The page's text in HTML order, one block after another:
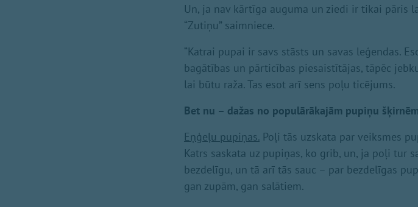
Un, ja nav kārtīga auguma un ziedi ir tikai pāris
“Zutiņu” saimniece.
“Katrai pupai ir savs stāsts un savas leģendas.
bagātības un pārticības piesaistītājas, tāpēc
lai būtu raža. Tas esot arī sens poļu ticējums.
Bet nu – dažas no populārākajām pupiņu
Eņģeļu pupiņas.Poļi tās uzskata par veiksmes
Katrs saskata uz pupiņas, ko grib, un, ja poļi tur
bezdelīgu, un tā arī tās sauc – par bezdelīgas
gan zupām, gan salātiem.